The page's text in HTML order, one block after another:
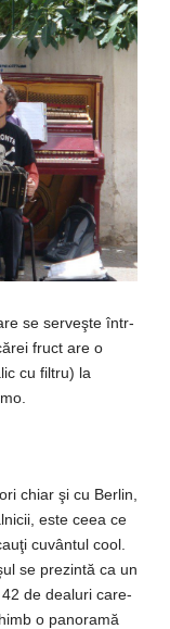
se serveşte într-
fruct are o
cu filtru) la
chiar şi cu Berlin,
este ceea ce
cuvântul cool.
se prezintă ca un
de dealuri care-
o panoramă